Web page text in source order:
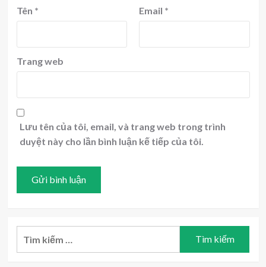
Tên * Email *
Trang web
Lưu tên của tôi, email, và trang web trong trình
duyệt này cho lần bình luận kế tiếp của tôi.